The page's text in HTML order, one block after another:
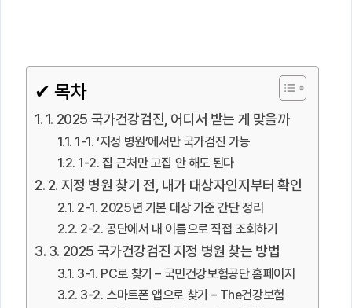
✔ 목차
1. 2025 국가건강검진, 어디서 받는 게 맞을까
1-1. ‘지정 병원’에서만 국가검진 가능
1-2. 집 근처만 고집 안 해도 된다
2. 지정 병원 찾기 전, 내가 대상자인지부터 확인
2-1. 2025년 기본 대상 기준 간단 정리
2-2. 공단에서 내 이름으로 직접 조회하기
3. 2025 국가건강검진 지정 병원 찾는 방법
3-1. PC로 찾기 – 국민건강보험공단 홈페이지
3-2. 스마트폰 앱으로 찾기 – The건강보험